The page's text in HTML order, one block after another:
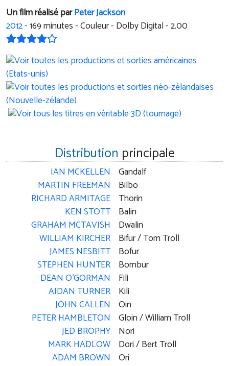
Un film réalisé parPeter Jackson
2012-169minutes - Couleur - Dolby Digital - 2.00
Distribution principale
IAN MCKELLEN
MARTIN FREEMAN
RICHARD ARMITAGE
KEN STOTT
GRAHAM MCTAVISH
WILLIAM KIRCHER
JAMES NESBITT
STEPHEN HUNTER
DEAN O'GORMAN
AIDAN TURNER
JOHN CALLEN
PETER HAMBLETON
JED BROPHY
MARK HADLOW
ADAM BROWN
Gandalf
Bilbo
Thorin
Balin
Dwalin
Bifur / Tom Troll
Bofur
Bombur
Fili
Kili
Oin
Gloin / William Troll
Nori
Dori / Bert Troll
Ori